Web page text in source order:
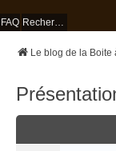
FAQ Rechercher
Le blog de la Boite